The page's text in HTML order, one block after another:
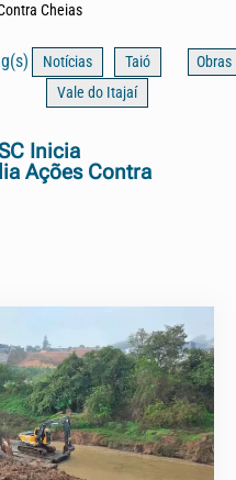
Cheias
Notícias
Taió
Vale do Itajaí
Obras
Inicia
Ações Contra